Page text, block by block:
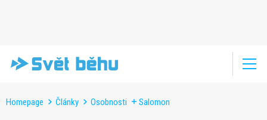
Homepage Články Osobnosti Salomon